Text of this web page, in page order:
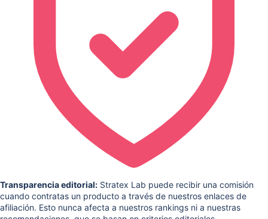
Transparencia editorial: Stratex Lab puede recibir una comisión
cuando contratas un producto a través de nuestros enlaces de
afiliación. Esto nunca afecta a nuestros rankings ni a nuestras